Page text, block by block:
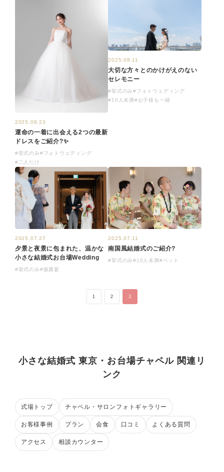
2025.08.23
運命の一着に出会える2つの最新
ドレスをご紹介?✨
#挙式のみ#フォトウェディング
#二人だけ
2025.08.11
大切な方々とのかけがえのない
セレモニー
#挙式のみ#フォトウェディング
#10人未満#お子様も一緒
2025.07.27
夕景と夜景に包まれた、温かな
小さな結婚式お台場Wedding
#挙式のみ#披露宴
2025.07.11
南国風結婚式のご紹介?
#挙式のみ#10人未満#ペット
1 2 3
小さな結婚式 東京・お台場チャペル 関連リ
ンク
式場トップ チャペル・サロンフォトギャラリー
お客様事例 プラン 会食 口コミ よくある質問
アクセス 相談カウンター